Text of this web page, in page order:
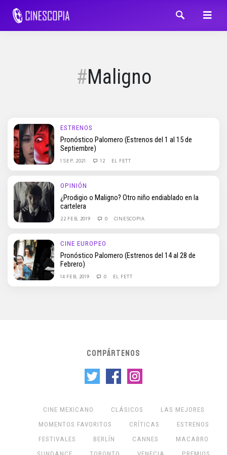
Maligno
ESTRENOS
Pronóstico Palomero (Estrenos del 1 al 15 de
Septiembre)
1 SEP, 2021 12 EL FETT
OPINIÓN
¿Prodigio o Maligno? Otro niño endiablado en la
cartelera
22 FEB, 2019 0 CINESCOPIA
CINE EUROPEO
Pronóstico Palomero (Estrenos del 14 al 28 de
Febrero)
14 FEB, 2019 0 EL FETT
COMPÁRTENOS
CINE MEXICANO CLÁSICOS
LAS MEJORES
MOMENTOS FAVORITOS
CRÍTICAS
ESTRENOS
FESTIVALES
BERLÍN CANNES
MACABRO